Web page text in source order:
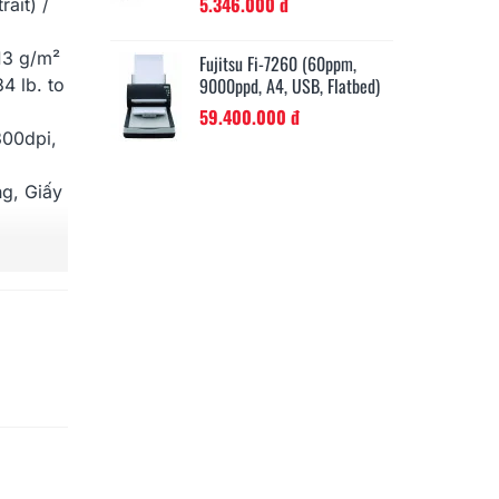
/
g/m²
lb. to
Giấy
(60ppm,
Flatbed)
Fujitsu Fi-7280 (80ppm,
11000ppd, A4, USB,...
78.840.000 đ